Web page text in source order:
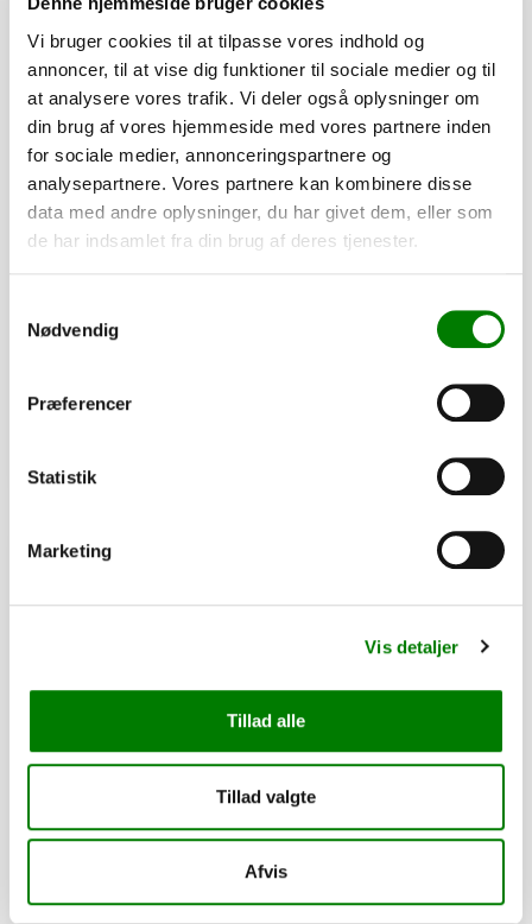
Vi bruger cookies til at tilpasse vores indhold og
annoncer, til at vise dig funktioner til sociale medier og til
at analysere vores trafik. Vi deler også oplysninger om
din brug af vores hjemmeside med vores partnere inden
for sociale medier, annonceringspartnere og
analysepartnere. Vores partnere kan kombinere disse
data med andre oplysninger, du har givet dem, eller som
de har indsamlet fra din brug af deres tjenester.
Nødvendig
Præferencer
Statistik
Marketing
Vis detaljer
Tillad alle
Tillad valgte
Afvis
2.905,00
Afhentning og forsendelse
PÅ LAGER
Bremsestang - M10 x 600 mm